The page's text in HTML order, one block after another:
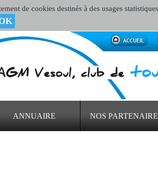
de cookies destinés à des usages
ANNUAIRE NOS